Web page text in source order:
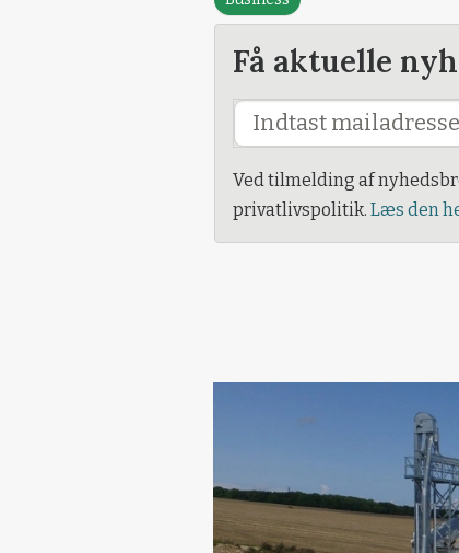
Få aktuelle
Ved tilmelding af
privatlivspolitik. Læs den